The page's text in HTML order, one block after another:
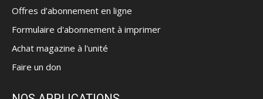
Offres d’abonnement en ligne
Formulaire d'abonnement à imprimer
Achat magazine à l'unité
Faire un don